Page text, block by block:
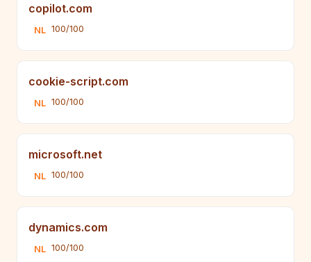
copilot.com
NL 100/100
cookie-script.com
NL 100/100
microsoft.net
NL 100/100
dynamics.com
NL 100/100